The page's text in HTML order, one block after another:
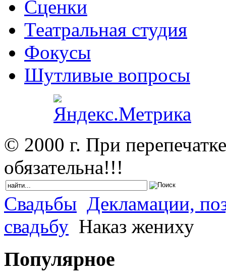
Сценки
Театральная студия
Фокусы
Шутливые вопросы
© 2000 г. При
обязательна!!!
Свадьбы Декламации,
свадьбу Наказ жениху
Популярное